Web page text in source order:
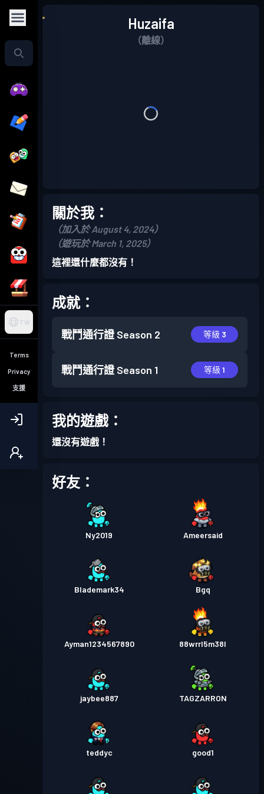
TW
Terms
Privacy
支援
Huzaifa
（離線）
關於我：
（加入於 August 4, 2024）
（遊玩於 March 1, 2025）
這裡還什麼都沒有！
成就：
戰鬥通行證 Season 2 等級 3
戰鬥通行證 Season 1 等級 1
我的遊戲：
還沒有遊戲！
好友：
Ny2019 Ameersaid
Blademark34 Bgq
Ayman1234567890 88wrrl5m38l
jaybee887 TAGZARRON
teddyc good1